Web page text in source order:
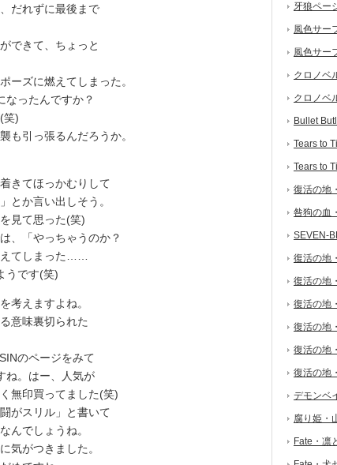
だれずに最後まで
できて、ちょっと
ーズに燃えてしまった。
なったんですか？
笑)
も引っ張るんだろうか。
きてほっかむりして
とか言い出しそう。
見て思った(笑)
、「やっちゃうのか？
てしまった……
うです(笑)
考えますよね。
意味裏切られた
のページをみて
ね。はー、人気が
無印買ってました(笑)
がスリル」と書いて
んでしょうね。
気がつきました。
牙狼ペー
風色サー
風色サー
クロノベ
クロノベ
Bullet
Tears to
Tears to
復活の地
咎狗の血
SEVEN-
復活の地
復活の地
復活の地
復活の地
復活の地
復活の地
デモンベ
腐り姫・
Fate・凛